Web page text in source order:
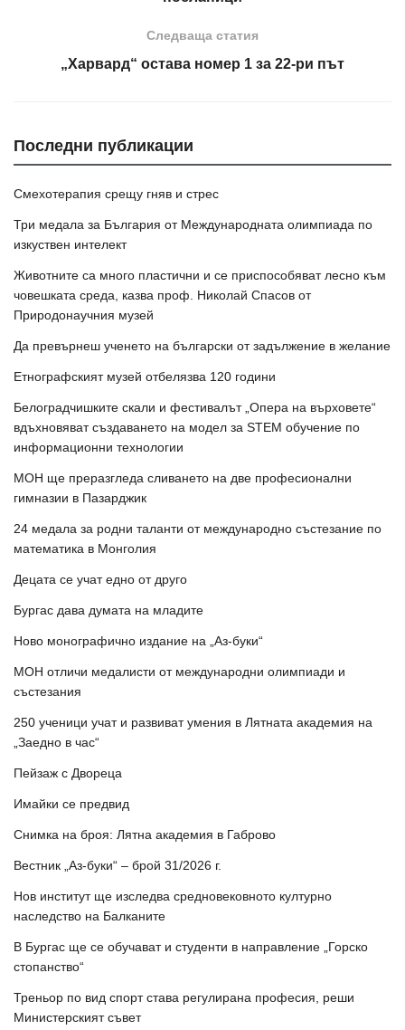
Следваща статия
„Харвард“ остава номер 1 за 22-ри път
Последни публикации
Смехотерапия срещу гняв и стрес
Три медала за България от Международната олимпиада по
изкуствен интелект
Животните са много пластични и се приспособяват лесно към
човешката среда, казва проф. Николай Спасов от
Природонаучния музей
Да превърнеш ученето на български от задължение в желание
Етнографският музей отбелязва 120 години
Белоградчишките скали и фестивалът „Опера на върховете“
вдъхновяват създаването на модел за STEM обучение по
информационни технологии
МОН ще преразгледа сливането на две професионални
гимназии в Пазарджик
24 медала за родни таланти от международно състезание по
математика в Монголия
Децата се учат едно от друго
Бургас дава думата на младите
Ново монографично издание на „Аз-буки“
МОН отличи медалисти от международни олимпиади и
състезания
250 ученици учат и развиват умения в Лятната академия на
„Заедно в час“
Пейзаж с Двореца
Имайки се предвид
Снимка на броя: Лятна академия в Габрово
Вестник „Аз-буки“ – брой 31/2026 г.
Нов институт ще изследва средновековното културно
наследство на Балканите
В Бургас ще се обучават и студенти в направление „Горско
стопанство“
Треньор по вид спорт става регулирана професия, реши
Министерският съвет